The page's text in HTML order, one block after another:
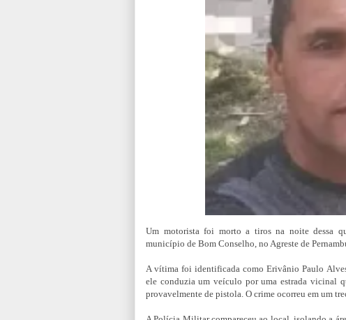
Um motorista foi morto a tiros na noite dessa
município de Bom Conselho, no Agreste de
A vítima foi identificada como Erivânio Paulo
ele conduzia um veículo por uma estrada vicinal
provavelmente de pistola. O crime ocorreu em um